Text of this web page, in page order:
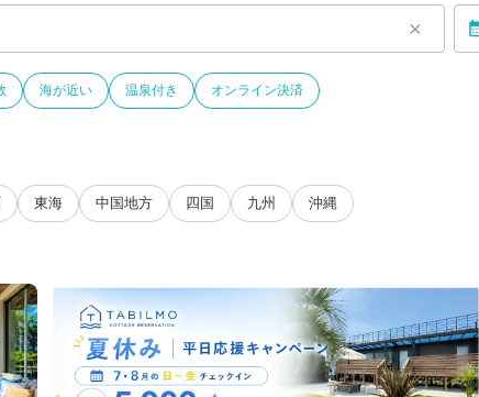
×
海が近い 温泉付き オンライン決済
東海 中国地方 四国 九州 沖縄